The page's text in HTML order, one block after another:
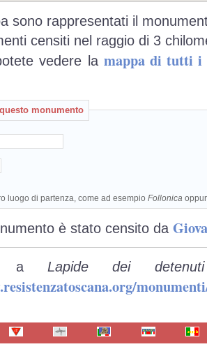
sono rappresentati il
censiti nel raggio di 3
vedere la mappa di tutti i
monumento
luogo di partenza, come ad esempio Follonica
è stato censito da
a Lapide dei